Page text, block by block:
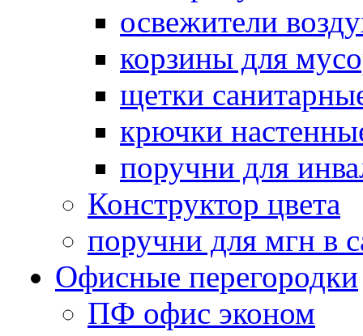
освежители
корзины для
щетки
крючки
поручни для
Конструктор цвета
поручни для мгн в
Офисные перегородки
ПФ офис эконом